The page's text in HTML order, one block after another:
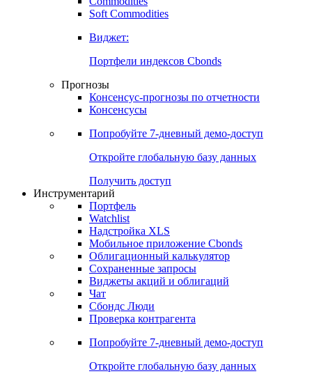
Soft Commodities
Виджет:
Портфели индексов Cbonds
Прогнозы
Консенсус-прогнозы по отчетности
Консенсусы
Попробуйте 7-дневный демо-доступ
Откройте глобальную базу данных
Получить доступ
Инструментарий
Портфель
Watchlist
Надстройка XLS
Мобильное приложение Cbonds
Облигационный калькулятор
Сохраненные запросы
Виджеты акций и облигаций
Чат
Сбондс Люди
Проверка контрагента
Попробуйте 7-дневный демо-доступ
Откройте глобальную базу данных